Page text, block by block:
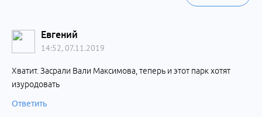
Евгений
14:52, 07.11.2019
Хватит. Засрали Вали Максимова, теперь и этот парк хотят
изуродовать
Ответить